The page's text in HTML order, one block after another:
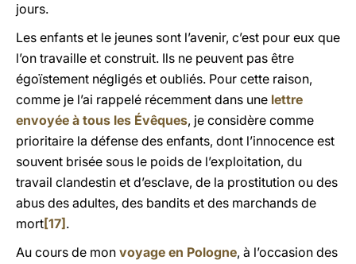
jours.
Les enfants et le jeunes sont l’avenir, c’est pour eux que
l’on travaille et construit. Ils ne peuvent pas être
égoïstement négligés et oubliés. Pour cette raison,
comme je l’ai rappelé récemment dans une lettre
envoyée à tous les Évêques, je considère comme
prioritaire la défense des enfants, dont l’innocence est
souvent brisée sous le poids de l’exploitation, du
travail clandestin et d’esclave, de la prostitution ou des
abus des adultes, des bandits et des marchands de
mort[17] .
Au cours de mon voyage en Pologne, à l’occasion des